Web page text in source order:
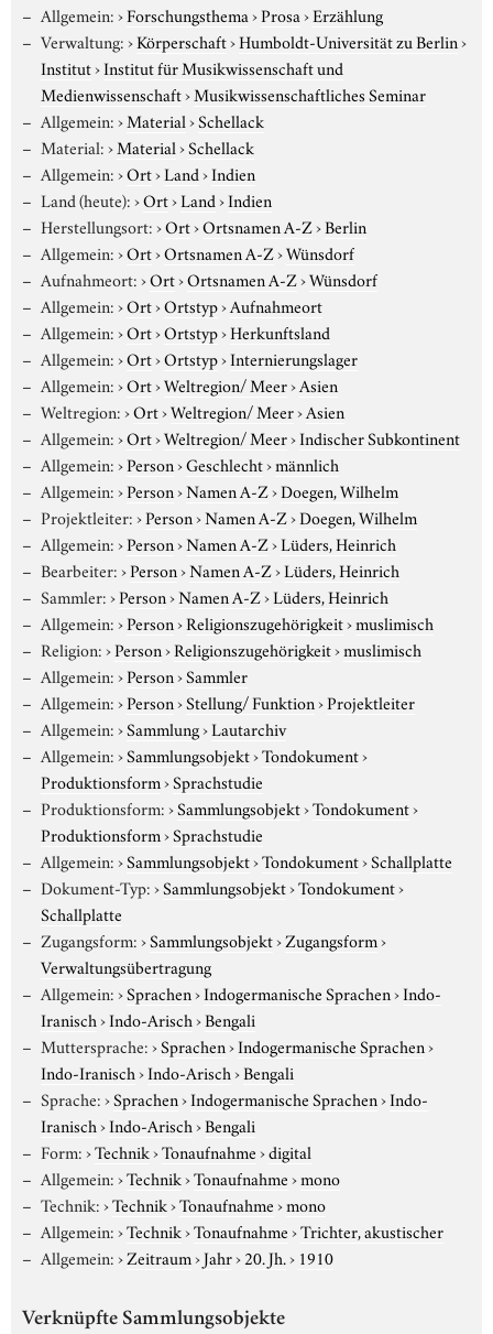
Allgemein:›Forschungsthema›Prosa›Erzählung
Verwaltung:›Körperschaft›Humboldt-Universität zu Berlin›
Institut›Institut für Musikwissenschaft und
Medienwissenschaft›Musikwissenschaftliches Seminar
Allgemein:›Material›Schellack
Material:›Material›Schellack
Allgemein:›Ort›Land›Indien
Land (heute):›Ort›Land›Indien
Herstellungsort:›Ort›Ortsnamen A-Z›Berlin
Allgemein:›Ort›Ortsnamen A-Z›Wünsdorf
Aufnahmeort:›Ort›Ortsnamen A-Z›Wünsdorf
Allgemein:›Ort›Ortstyp›Aufnahmeort
Allgemein:›Ort›Ortstyp›Herkunftsland
Allgemein:›Ort›Ortstyp›Internierungslager
Allgemein:›Ort›Weltregion/ Meer›Asien
Weltregion:›Ort›Weltregion/ Meer›Asien
Allgemein:›Ort›Weltregion/ Meer›Indischer Subkontinent
Allgemein:›Person›Geschlecht›männlich
Allgemein:›Person›Namen A-Z›Doegen, Wilhelm
Projektleiter:›Person›Namen A-Z›Doegen, Wilhelm
Allgemein:›Person›Namen A-Z›Lüders, Heinrich
Bearbeiter:›Person›Namen A-Z›Lüders, Heinrich
Sammler:›Person›Namen A-Z›Lüders, Heinrich
Allgemein:›Person›Religionszugehörigkeit›muslimisch
Religion:›Person›Religionszugehörigkeit›muslimisch
Allgemein:›Person›Sammler
Allgemein:›Person›Stellung/ Funktion›Projektleiter
Allgemein:›Sammlung›Lautarchiv
Allgemein:›Sammlungsobjekt›Tondokument›
Produktionsform›Sprachstudie
Produktionsform:›Sammlungsobjekt›Tondokument›
Produktionsform›Sprachstudie
Allgemein:›Sammlungsobjekt›Tondokument›Schallplatte
Dokument-Typ:›Sammlungsobjekt›Tondokument›
Schallplatte
Zugangsform:›Sammlungsobjekt›Zugangsform›
Verwaltungsübertragung
Allgemein:›Sprachen›Indogermanische Sprachen›Indo-
Iranisch›Indo-Arisch›Bengali
Muttersprache:›Sprachen›Indogermanische Sprachen›
Indo-Iranisch›Indo-Arisch›Bengali
Sprache:›Sprachen›Indogermanische Sprachen›Indo-
Iranisch›Indo-Arisch›Bengali
Form:›Technik›Tonaufnahme›digital
Allgemein:›Technik›Tonaufnahme›mono
Technik:›Technik›Tonaufnahme›mono
Allgemein:›Technik›Tonaufnahme›Trichter, akustischer
Allgemein:›Zeitraum›Jahr›20. Jh.› 1910
Verknüpfte Sammlungsobjekte